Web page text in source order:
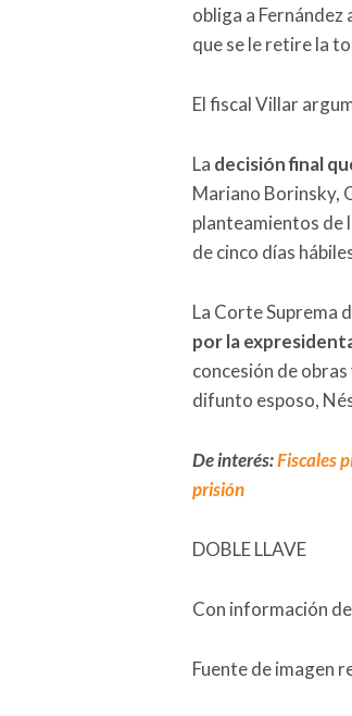
obliga a
que se le retire la
El fiscal Villar
La decisión final
Mariano Borinsky,
planteamientos de
de cinco días
La Corte Suprema
por la
concesión de
difunto esposo,
De interés:Fiscales
prisión
DOBLE LLAVE
Con información de
Fuente de imagen